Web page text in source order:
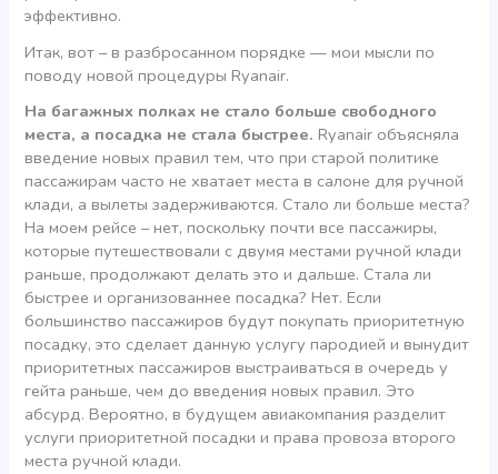
эффективно.
Итак, вот – в разбросанном порядке — мои мысли по
поводу новой процедуры Ryanair.
На багажных полках не стало больше свободного
места, а посадка не стала быстрее. Ryanair объясняла
введение новых правил тем, что при старой политике
пассажирам часто не хватает места в салоне для ручной
клади, а вылеты задерживаются. Стало ли больше места?
На моем рейсе – нет, поскольку почти все пассажиры,
которые путешествовали с двумя местами ручной клади
раньше, продолжают делать это и дальше. Стала ли
быстрее и организованнее посадка? Нет. Если
большинство пассажиров будут покупать приоритетную
посадку, это сделает данную услугу пародией и вынудит
приоритетных пассажиров выстраиваться в очередь у
гейта раньше, чем до введения новых правил. Это
абсурд. Вероятно, в будущем авиакомпания разделит
услуги приоритетной посадки и права провоза второго
места ручной клади.